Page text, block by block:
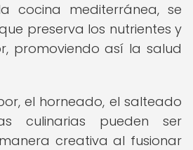
cocina mediterránea, se
preserva los nutrientes y
promoviendo así la salud
el horneado, el salteado
culinarias pueden ser
creativa al fusionar